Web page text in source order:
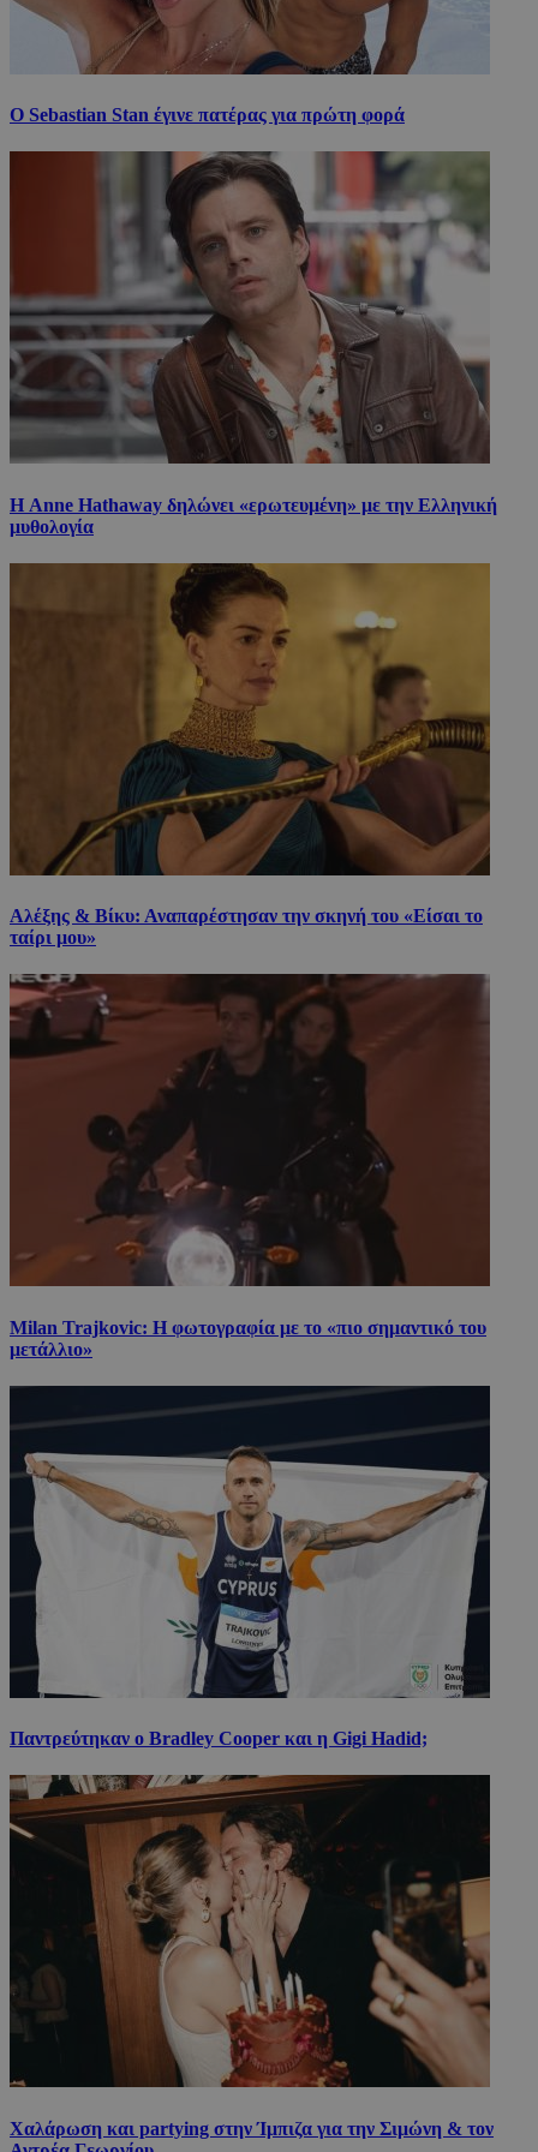
Ο Sebastian Stan έγινε πατέρας για πρώτη φορά
Η Anne Hathaway δηλώνει «ερωτευμένη» με την Ελληνική
μυθολογία
Αλέξης & Βίκυ: Αναπαρέστησαν την σκηνή του «Είσαι το
ταίρι μου»
Milan Trajkovic: Η φωτογραφία με το «πιο σημαντικό του
μετάλλιο»
Παντρεύτηκαν ο Bradley Cooper και η Gigi Hadid;
Χαλάρωση και partying στην Ίμπιζα για την Σιμώνη & τον